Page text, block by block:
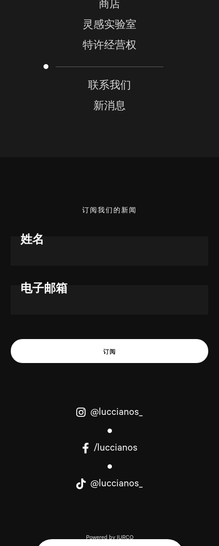
商店
灵感实验室
特许经营权
联系我们
新消息
订阅我们的新闻
姓名
电子邮箱
订阅
@luccianos_
/luccianos
@luccianos_
Powered by IURCO